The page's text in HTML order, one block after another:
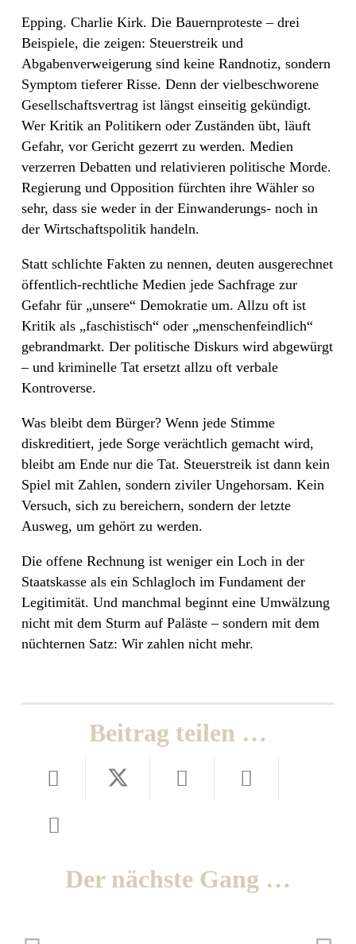
Epping. Charlie Kirk. Die Bauernproteste – drei
Beispiele, die zeigen: Steuerstreik und
Abgabenverweigerung sind keine Randnotiz, sondern
Symptom tieferer Risse. Denn der vielbeschworene
Gesellschaftsvertrag ist längst einseitig gekündigt.
Wer Kritik an Politikern oder Zuständen übt, läuft
Gefahr, vor Gericht gezerrt zu werden. Medien
verzerren Debatten und relativieren politische Morde.
Regierung und Opposition fürchten ihre Wähler so
sehr, dass sie weder in der Einwanderungs- noch in
der Wirtschaftspolitik handeln.
Statt schlichte Fakten zu nennen, deuten ausgerechnet
öffentlich-rechtliche Medien jede Sachfrage zur
Gefahr für „unsere“ Demokratie um. Allzu oft ist
Kritik als „faschistisch“ oder „menschenfeindlich“
gebrandmarkt. Der politische Diskurs wird abgewürgt
– und kriminelle Tat ersetzt allzu oft verbale
Kontroverse.
Was bleibt dem Bürger? Wenn jede Stimme
diskreditiert, jede Sorge verächtlich gemacht wird,
bleibt am Ende nur die Tat. Steuerstreik ist dann kein
Spiel mit Zahlen, sondern ziviler Ungehorsam. Kein
Versuch, sich zu bereichern, sondern der letzte
Ausweg, um gehört zu werden.
Die offene Rechnung ist weniger ein Loch in der
Staatskasse als ein Schlagloch im Fundament der
Legitimität. Und manchmal beginnt eine Umwälzung
nicht mit dem Sturm auf Paläste – sondern mit dem
nüchternen Satz: Wir zahlen nicht mehr.
Beitrag teilen …
Der nächste Gang …